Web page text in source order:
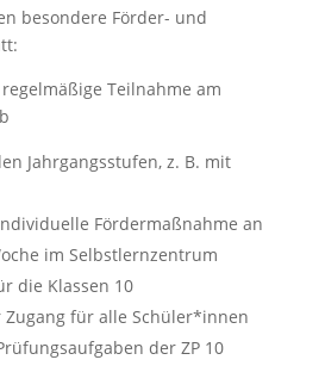
besondere Förder- und
Teilnahme am
Jahrgangsstufen, z. B. mit
Fördermaßnahme an
im Selbstlernzentrum
die Klassen 10
Zugang für alle Schüler*innen
der ZP 10